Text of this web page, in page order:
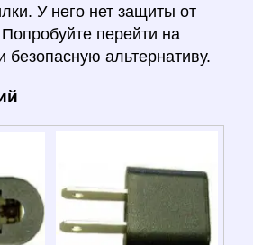
У него нет защиты от
перейти на
безопасную альтернативу.